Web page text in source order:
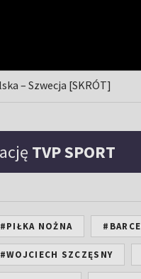
– Szwecja [SKRÓT]
TVP SPORT
#PIŁKA NOŻNA
#WOJCIECH SZCZĘSNY